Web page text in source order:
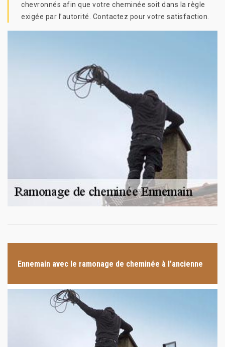
chevronnés afin que votre cheminée soit dans la règle
exigée par l’autorité. Contactez pour votre satisfaction.
Ennemain avec le ramonage de cheminée à l’ancienne